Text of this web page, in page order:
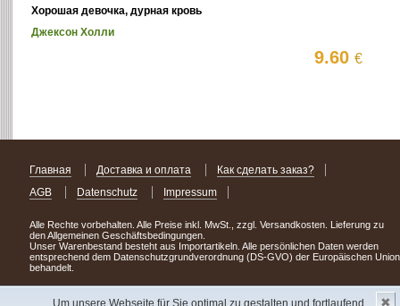
Um unsere Webseite für Sie optimal zu gestalten und fortlaufend ✖
Хорошая девочка, дурная кровь
Джексон Холли
9.60€
Главная Доставка и оплата
Как сделать заказ?
AGB
Datenschutz Impressum
Alle Rechte vorbehalten. Alle Preise inkl. MwSt., zzgl. Versandkosten. Lieferung zu
den Allgemeinen Geschäftsbedingungen.
Unser Warenbestand besteht aus Importartikeln. Alle persönlichen Daten werden
entsprechend dem Datenschutzgrundverordnung (DS-GVO) der Europäischen Union
behandelt.
Сделав заказ сегодня, уже через день или два Вы можете стать обладателем
НОВИНКИ из Германии! Удачного поиска!